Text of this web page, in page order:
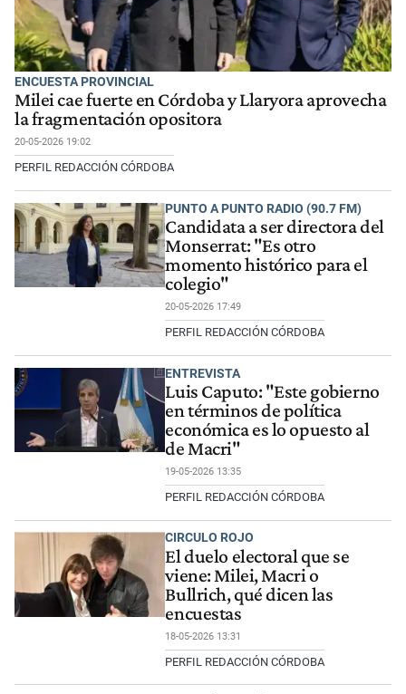
ENCUESTA PROVINCIAL
Milei cae fuerte en Córdoba y Llaryora aprovecha
la fragmentación opositora
20-05-2026 19:02
PERFIL REDACCIÓN CÓRDOBA
PUNTO A PUNTO RADIO (90.7 FM)
Candidata a ser directora del
Monserrat: "Es otro
momento histórico para el
colegio"
20-05-2026 17:49
PERFIL REDACCIÓN CÓRDOBA
ENTREVISTA
Luis Caputo: "Este gobierno
en términos de política
económica es lo opuesto al
de Macri"
19-05-2026 13:35
PERFIL REDACCIÓN CÓRDOBA
CIRCULO ROJO
El duelo electoral que se
viene: Milei, Macri o
Bullrich, qué dicen las
encuestas
18-05-2026 13:31
PERFIL REDACCIÓN CÓRDOBA